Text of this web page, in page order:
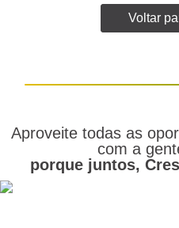
Voltar
Aproveite todas as
com a
porque juntos,